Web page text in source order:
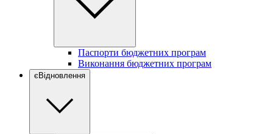
Паспорти бюджетних програм
Виконання бюджетних програм
єВідновлення